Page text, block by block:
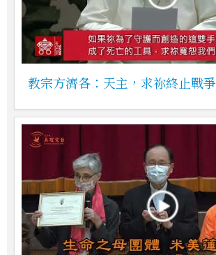
教宗方濟各：天主，求祢終止戰爭